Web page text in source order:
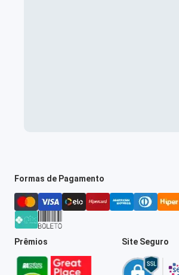
Formas de Pagamento
Prêmios Site Seguro